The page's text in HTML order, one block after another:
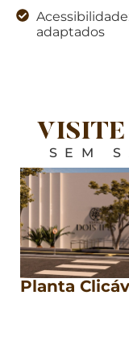
adaptados
VISITE
SEM
Planta